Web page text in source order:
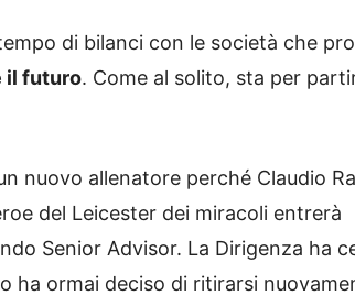
di bilanci con le società che
il futuro. Come al solito, sta per
nuovo allenatore perché Claudio
del Leicester dei miracoli entrerà
Senior Advisor. La Dirigenza ha
ha ormai deciso di ritirarsi